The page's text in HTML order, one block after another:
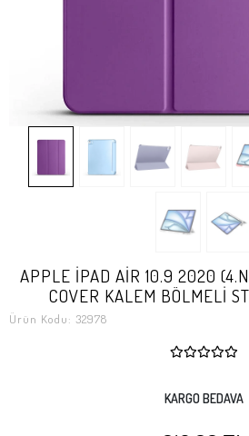
APPLE İPAD AİR 10.9 2020
COVER KALEM BÖLMELİ
Ürün Kodu: 32978
KARGO BEDAVA